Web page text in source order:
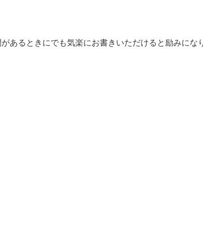
るときにでも気楽にお書きいただけると励みにな